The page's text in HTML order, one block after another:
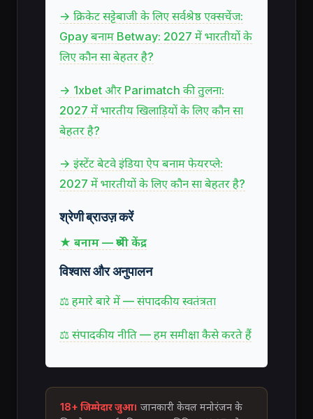
→ क्रिकेट सट्टेबाजी के लिए सर्वश्रेष्ठ एक्सचेंज:
Gpay बनाम Betway: 2027 में भारतीयों के
लिए कौन सा बेहतर है?
→ 1xbet और Parimatch की तुलना:
2027 में भारतीय खिलाड़ियों के लिए कौन सा
बेहतर है?
→ इंस्टेंट बेटवे इंडिया ऐप बनाम फेयरप्ले:
2027 में भारतीयों के लिए कौन सा बेहतर है?
श्रेणी ब्राउज़ करें
★ बनाम — श्रेणी केंद्र
विश्वास और अनुपालन
⚖ हमारे बारे में — संपादकीय स्वतंत्रता
⚖ संपादकीय नीति — हम समीक्षा कैसे करते हैं
18+ जिम्मेदार जुआ। जानकारी केवल मनोरंजन के